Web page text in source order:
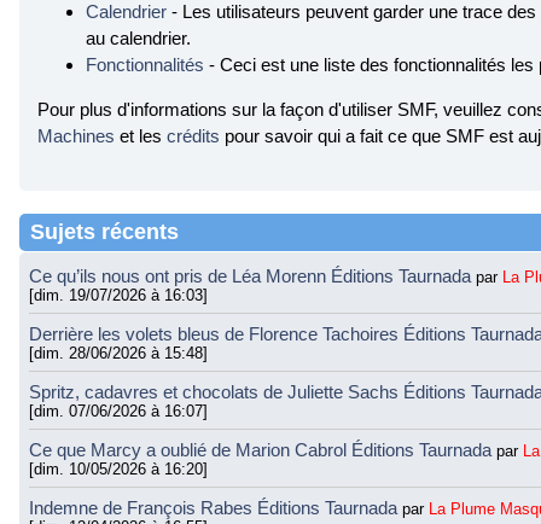
Calendrier - Les utilisateurs peuvent garder une trace
au calendrier.
Fonctionnalités - Ceci est une liste des fonctionnalités les
Pour plus d'informations sur la façon d'utiliser SMF, veuillez
Machines et les crédits pour savoir qui a fait ce que SMF est
Sujets récents
Ce qu’ils nous ont pris de Léa Morenn Éditions Taurnada par
La
[dim. 19/07/2026 à 16:03]
Derrière les volets bleus de Florence Tachoires Éditions
[dim. 28/06/2026 à 15:48]
Spritz, cadavres et chocolats de Juliette Sachs Éditions
[dim. 07/06/2026 à 16:07]
Ce que Marcy a oublié de Marion Cabrol Éditions Taurnada par
[dim. 10/05/2026 à 16:20]
Indemne de François Rabes Éditions Taurnada par
La Plume